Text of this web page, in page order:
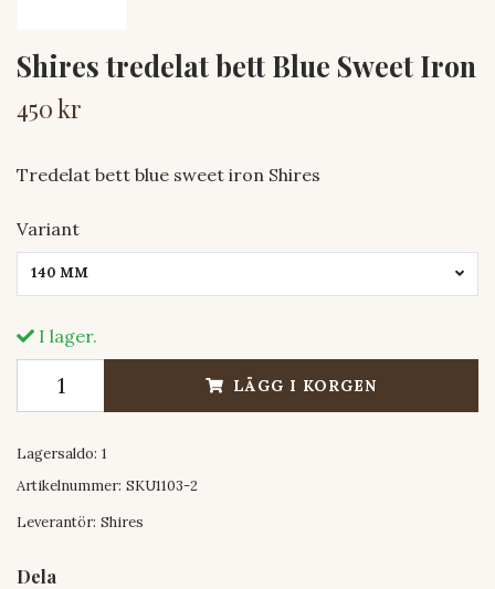
Shires tredelat bett Blue Sweet Iron
450 kr
Tredelat bett blue sweet iron Shires
Variant
140 MM
I lager.
LÄGG I KORGEN
Lagersaldo: 1
Artikelnummer: SKU1103-2
Leverantör: Shires
Dela